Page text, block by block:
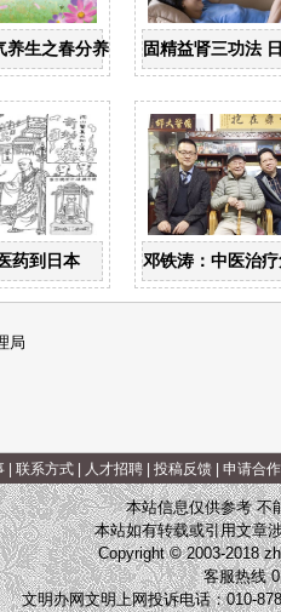
生之春分养生 固精益肾三功法
药到日本 邓铁涛：中医治
局
| 联系方式| 人才招聘| 投稿反馈| 申请合作
本站信息仅供参考 不
本站如有转载或引用文章
Copyright © 2003-2018
客服热线
文明办网文明上网投诉电话：010-